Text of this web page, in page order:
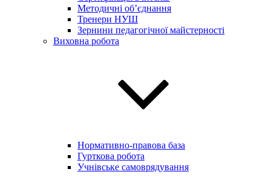
Методичні об’єднання
Тренери НУШ
Зернини педагогічної майстерності
Виховна робота
Нормативно-правова база
Гурткова робота
Учнівське самоврядування